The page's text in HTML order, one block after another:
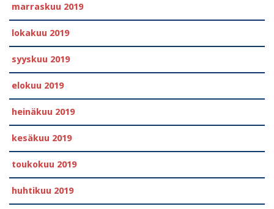
marraskuu 2019
lokakuu 2019
syyskuu 2019
elokuu 2019
heinäkuu 2019
kesäkuu 2019
toukokuu 2019
huhtikuu 2019